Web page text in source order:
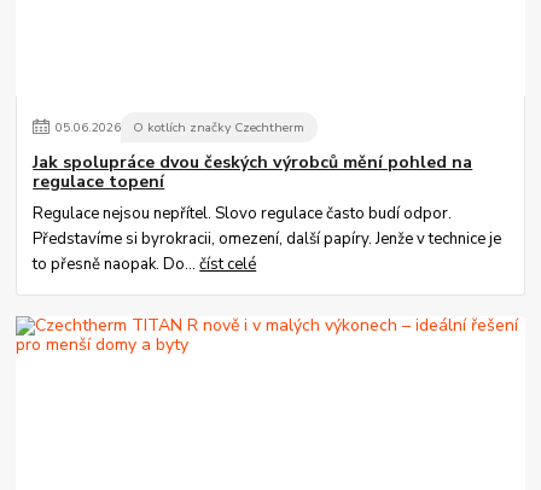
05.06.2026 O kotlích značky Czechtherm
Jak spolupráce dvou českých výrobců mění pohled na
regulace topení
Regulace nejsou nepřítel. Slovo regulace často budí odpor.
Představíme si byrokracii, omezení, další papíry. Jenže v technice je
to přesně naopak. Do...číst celé